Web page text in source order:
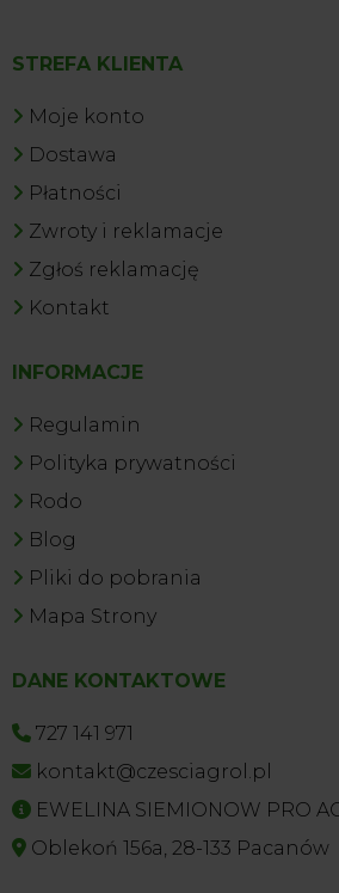
STREFA KLIENTA
Moje konto
Dostawa
Płatności
Zwroty i reklamacje
Zgłoś reklamację
Kontakt
INFORMACJE
Regulamin
Polityka prywatności
Rodo
Blog
Pliki do pobrania
Mapa Strony
DANE KONTAKTOWE
727 141 971
kontakt@czesciagrol.pl
EWELINA SIEMIONOW PRO
Oblekoń 156a, 28-133 Pacanów